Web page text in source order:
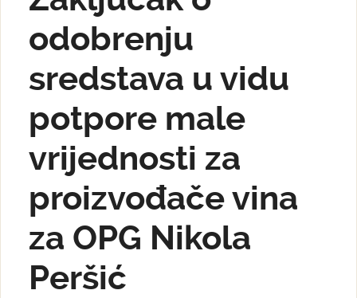
odobrenju
sredstava u vidu
potpore male
vrijednosti za
proizvođače vina
za OPG Nikola
Peršić